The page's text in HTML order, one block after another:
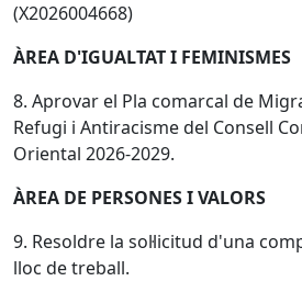
(X2026004668)
ÀREA D'IGUALTAT I FEMINISMES
8. Aprovar el Pla comarcal de
Refugi i Antiracisme del Consell
Oriental 2026-2029.
ÀREA DE PERSONES I VALORS
9. Resoldre la sol·licitud d'una
lloc de treball.